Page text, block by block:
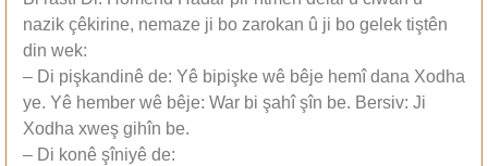
nazik çêkirine, nemaze ji bo zarokan û ji bo gelek tiştên
din wek:
– Di pişkandinê de: Yê bipişke wê bêje hemî dana Xodha
ye. Yê hember wê bêje: War bi şahî şîn be. Bersiv: Ji
Xodha xweş gihîn be.
– Di konê şîniyê de: